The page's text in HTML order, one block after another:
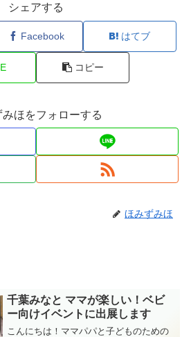
シェアする
Facebook はてブ
コピー
みほをフォローする
ほみずみほ
千葉みなと ママが楽しい！ベビ
ー向けイベントに出展します
こんにちは！ママパパと子どものための